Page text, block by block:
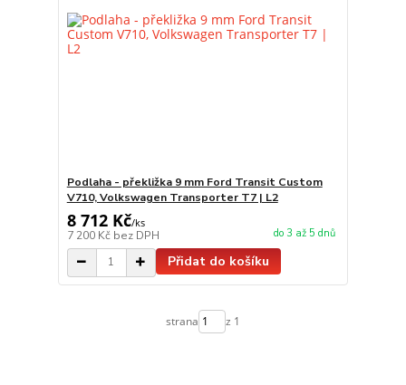
Podlaha - překližka 9 mm Ford Transit Custom
V710, Volkswagen Transporter T7 | L2
8 712 Kč/ks
7 200 Kč bez DPH do 3 až 5 dnů
Přidat do košíku
strana z 1